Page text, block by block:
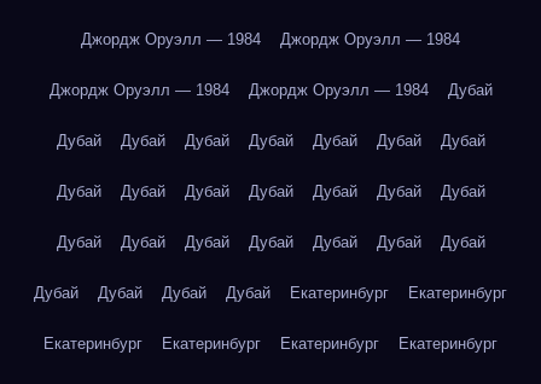
Джордж Оруэлл — 1984 Джордж Оруэлл — 1984
Джордж Оруэлл — 1984 Джордж Оруэлл — 1984 Дубай
Дубай Дубай Дубай Дубай Дубай Дубай Дубай
Дубай Дубай Дубай Дубай Дубай Дубай Дубай
Дубай Дубай Дубай Дубай Дубай Дубай Дубай
Дубай Дубай Дубай Дубай Екатеринбург Екатеринбург
Екатеринбург Екатеринбург Екатеринбург Екатеринбург